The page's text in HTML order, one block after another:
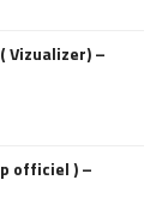
Vizualizer) –
officiel ) –